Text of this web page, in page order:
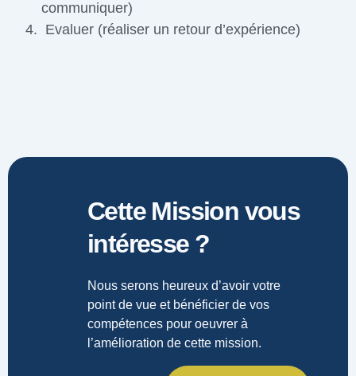
communiquer)
Evaluer (réaliser un retour d’expérience)
Cette Mission vous
intéresse ?
Nous serons heureux d’avoir votre
point de vue et bénéficier de vos
compétences pour oeuvrer à
l’amélioration de cette mission.